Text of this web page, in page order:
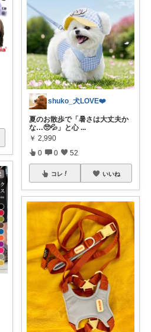
shuko_犬LOVE❤️
夏のお散歩で「暑さは大丈夫か
な…🥺💦」と心 ...
￥ 2,990
0 0 52
コレ いいね